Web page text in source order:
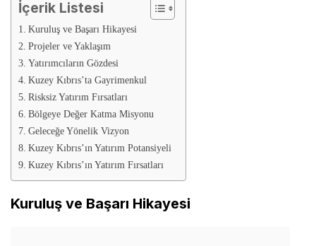
İçerik Listesi
Kuruluş ve Başarı Hikayesi
Projeler ve Yaklaşım
Yatırımcıların Gözdesi
Kuzey Kıbrıs’ta Gayrimenkul
Risksiz Yatırım Fırsatları
Bölgeye Değer Katma Misyonu
Geleceğe Yönelik Vizyon
Kuzey Kıbrıs’ın Yatırım Potansiyeli
Kuzey Kıbrıs’ın Yatırım Fırsatları
Kuruluş ve Başarı Hikayesi